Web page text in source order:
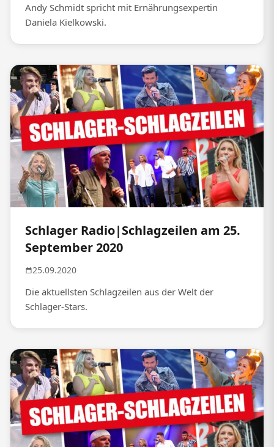
Andy Schmidt spricht mit Ernährungsexpertin
Daniela Kielkowski.
Schlager Radio|Schlagzeilen am 25.
September 2020
25.09.2020
Die aktuellsten Schlagzeilen aus der Welt der
Schlager-Stars.